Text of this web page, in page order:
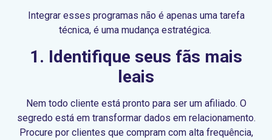
Integrar esses programas não é apenas uma tarefa
técnica, é uma mudança estratégica.
1. Identifique seus fãs mais
leais
Nem todo cliente está pronto para ser um afiliado. O
segredo está em transformar dados em relacionamento.
Procure por clientes que compram com alta frequência,